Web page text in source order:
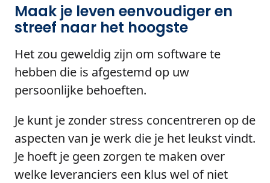
Maak je leven eenvoudiger en
streef naar het hoogste
Het zou geweldig zijn om software te
hebben die is afgestemd op uw
persoonlijke behoeften.
Je kunt je zonder stress concentreren op de
aspecten van je werk die je het leukst vindt.
Je hoeft je geen zorgen te maken over
welke leveranciers een klus wel of niet